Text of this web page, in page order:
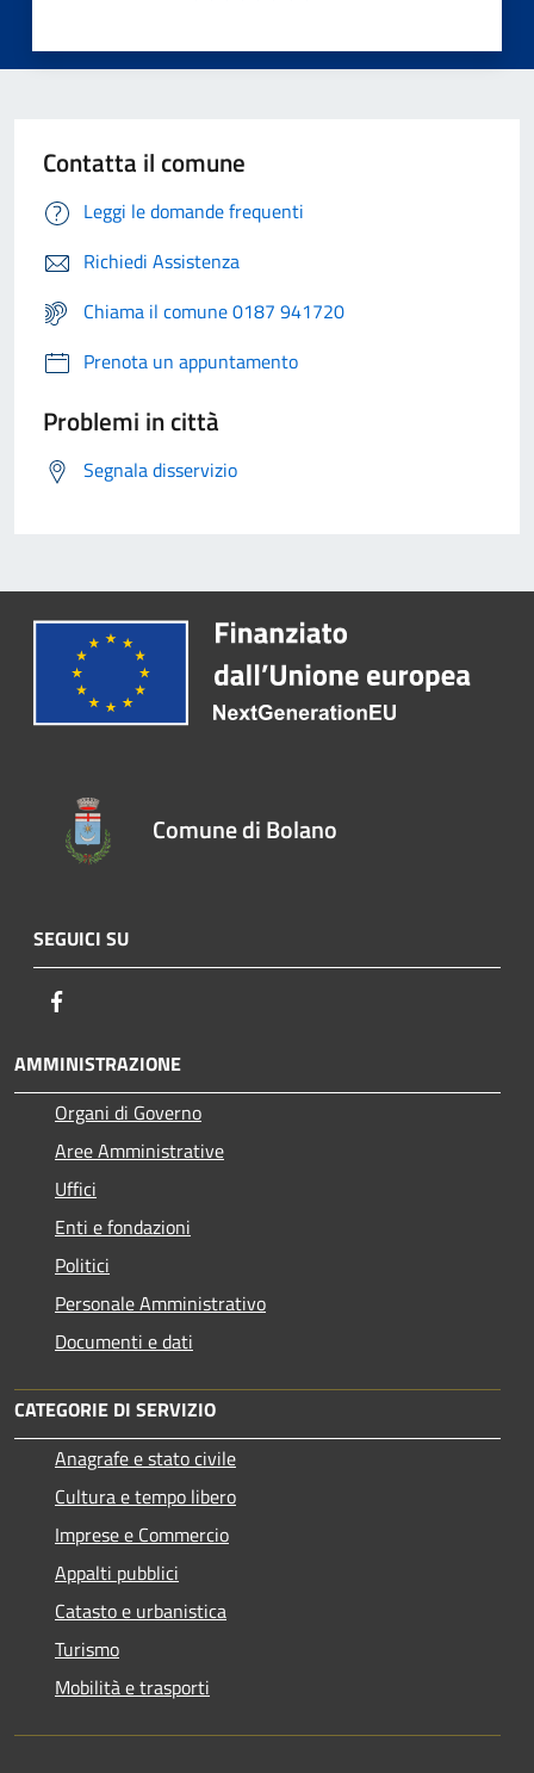
Contatta il comune
Leggi le domande frequenti
Richiedi Assistenza
Chiama il comune 0187 941720
Prenota un appuntamento
Problemi in città
Segnala disservizio
Comune di Bolano
SEGUICI SU
AMMINISTRAZIONE
Organi di Governo
Aree Amministrative
Uffici
Enti e fondazioni
Politici
Personale Amministrativo
Documenti e dati
CATEGORIE DI SERVIZIO
Anagrafe e stato civile
Cultura e tempo libero
Imprese e Commercio
Appalti pubblici
Catasto e urbanistica
Turismo
Mobilità e trasporti